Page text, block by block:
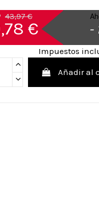
43,97 €
€ -
Impuestos
Añadir al